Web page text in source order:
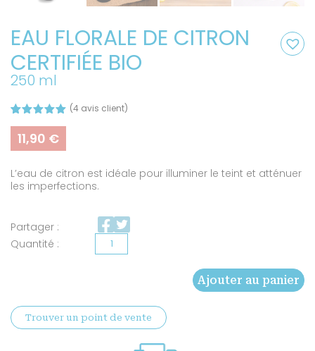
EAU FLORALE DE CITRON
CERTIFIÉE BIO
250 ml
sur 5
basé sur
notations
(4 avis client)
11,90 €
L’eau de citron est idéale pour illuminer le teint et atténuer
les imperfections.
Partager :
quantité
florale
de
Ajouter au panier
Trouver un point de vente